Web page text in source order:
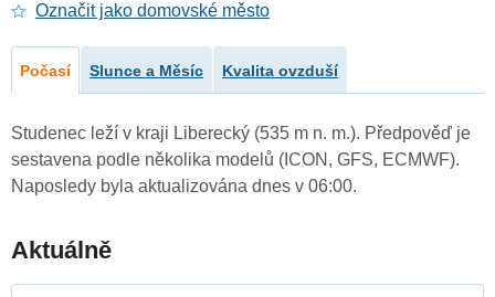
Označit jako domovské město
Počasí Slunce a Měsíc Kvalita ovzduší
Studenec leží v kraji Liberecký (535 m n. m.). Předpověď je
sestavena podle několika modelů (ICON, GFS, ECMWF).
Naposledy byla aktualizována dnes v 06:00.
Aktuálně